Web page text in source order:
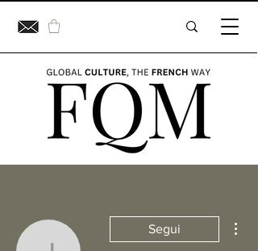
Segui